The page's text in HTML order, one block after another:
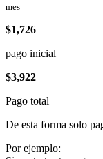
mes
$1,726
pago inicial
$3,922
Pago total
De esta forma solo
Por ejemplo: